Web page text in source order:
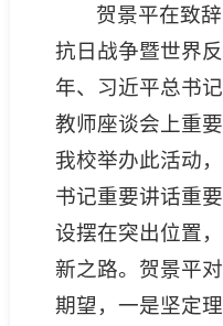
贺景平在致
抗日战争暨世界
年、习近平总书
教师座谈会上重
我校举办此活动
书记重要讲话重
设摆在突出位置
新之路。贺景平
期望，一是坚定